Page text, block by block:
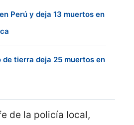
Perú y deja 13 muertos en
de tierra deja 25 muertos en
de la policía local,